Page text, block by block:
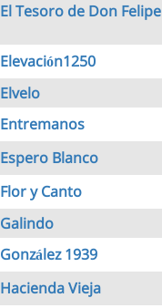
El Tesoro de Don Felipe
Elevación1250
Elvelo
Entremanos
Espero Blanco
Flor y Canto
Galindo
González 1939
Hacienda Vieja